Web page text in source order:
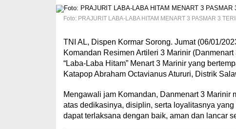
Foto: PRAJURIT LABA-LABA HITAM MENART 3 PASMAR 3
TNI AL, Dispen Kormar Sorong. Jumat (06/01/
Komandan Resimen Artileri 3 Marinir
“Laba-Laba Hitam” Menart 3 Marinir yang
Katapop Abraham Octavianus Atururi, Distrik
Mengawali jam Komandan, Danmenart 3 Marinir
atas dedikasinya, disiplin, serta loyalitasnya
dapat terlaksana dengan baik, aman dan lancar